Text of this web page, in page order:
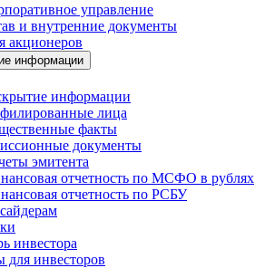
управление
и внутренние документы
акционеров
информации
информации
лица
факты
документы
эмитента
отчетность по МСФО в рублях
отчетность по РСБУ
инвестора
для инвесторов